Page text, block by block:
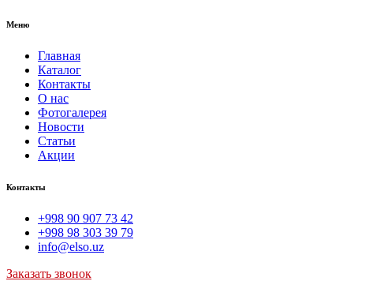
Меню
Главная
Каталог
Контакты
О нас
Фотогалерея
Новости
Статьи
Акции
Контакты
+998 90 907 73 42
+998 98 303 39 79
info@elso.uz
Заказать звонок